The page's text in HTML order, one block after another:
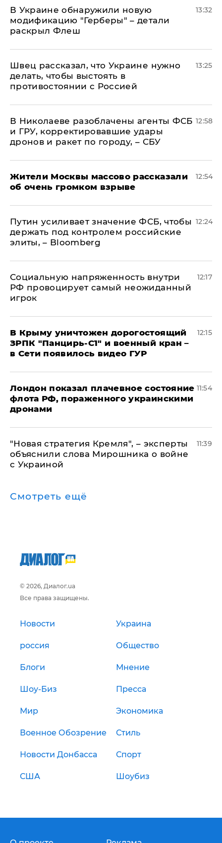
В Украине обнаружили новую
модификацию "Герберы" – детали
раскрыл Флеш
13:32
Швец рассказал, что Украине нужно
делать, чтобы выстоять в
противостоянии с Россией
13:25
В Николаеве разоблачены агенты ФСБ
и ГРУ, корректировавшие удары
дронов и ракет по городу, – СБУ
12:58
Жители Москвы массово рассказали
об очень громком взрыве
12:54
Путин усиливает значение ФСБ, чтобы
держать под контролем российские
элиты, – Bloomberg
12:24
Социальную напряженность внутри
РФ провоцирует самый неожиданный
игрок
12:17
В Крыму уничтожен дорогостоящий
ЗРПК "Панцирь-С1" и военный кран –
в Сети появилось видео ГУР
12:15
Лондон показал плачевное состояние
флота РФ, пораженного украинскими
дронами
11:54
"Новая стратегия Кремля", – эксперты
объяснили слова Мирошника о войне
с Украиной
11:39
Смотреть ещё
© 2026, Диалог.ua
Все права защищены.
Новости Украина
россия Общество
Блоги Мнение
Шоу-Биз Пресса
Мир Экономика
Военное Обозрение Стиль
Новости Донбасса Спорт
США Шоубиз